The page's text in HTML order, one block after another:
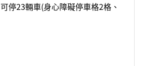
停23輛車(身心障礙停車格2格、